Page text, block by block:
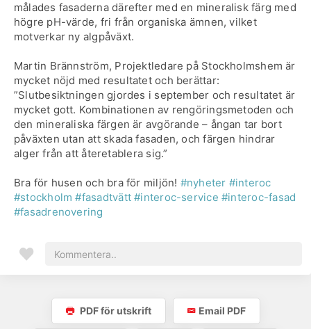
målades fasaderna därefter med en mineralisk färg med
högre pH-värde, fri från organiska ämnen, vilket
motverkar ny algpåväxt.
Martin Brännström, Projektledare på Stockholmshem är
mycket nöjd med resultatet och berättar:
”Slutbesiktningen gjordes i september och resultatet är
mycket gott. Kombinationen av rengöringsmetoden och
den mineraliska färgen är avgörande – ångan tar bort
påväxten utan att skada fasaden, och färgen hindrar
alger från att återetablera sig.”
Bra för husen och bra för miljön! #nyheter #interoc
#stockholm #fasadtvätt #interoc-service #interoc-fasad
#fasadrenovering
PDF för utskrift Email PDF